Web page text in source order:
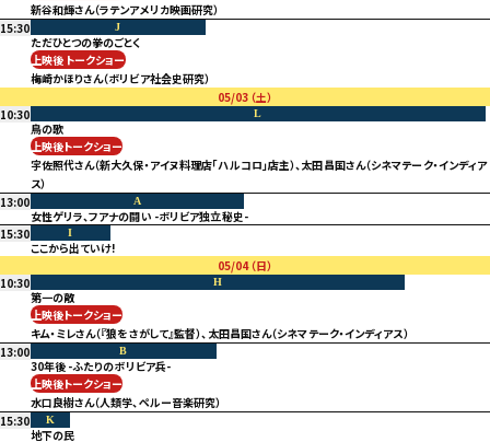
新谷和輝さん（ラテンアメリカ映画研究）
15:30
J
ただひとつの拳のごとく
上映後 トークショー
梅崎かほりさん（ボリビア社会史研究）
05/03 （土）
10:30
L
鳥の歌
上映後トークショー
宇佐照代さん（新大久保・アイヌ料理店「ハルコロ」店主）、太田昌国さん（シネマテーク・インディア
ス）
13:00
A
女性ゲリラ、フアナの闘い -ボリビア独立秘史-
15:30
I
ここから出ていけ!
05/04（日）
10:30
H
第一の敵
上映後トークショー
キム・ミレさん（『狼をさがして』監督）、太田昌国さん（シネマテーク・インディアス）
13:00
B
30年後 -ふたりのボリビア兵-
上映後トークショー
水口良樹さん（人類学、ペルー音楽研究）
15:30
K
地下の民